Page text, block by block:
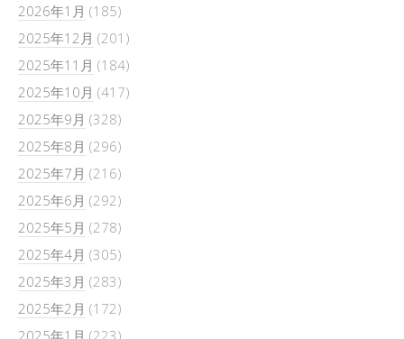
2026年1月 (185)
2025年12月 (201)
2025年11月 (184)
2025年10月 (417)
2025年9月 (328)
2025年8月 (296)
2025年7月 (216)
2025年6月 (292)
2025年5月 (278)
2025年4月 (305)
2025年3月 (283)
2025年2月 (172)
2025年1月 (223)